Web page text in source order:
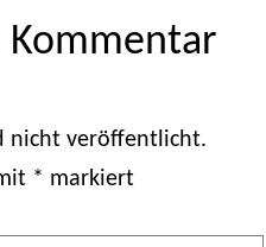
Kommentar
nicht veröffentlicht.
* markiert